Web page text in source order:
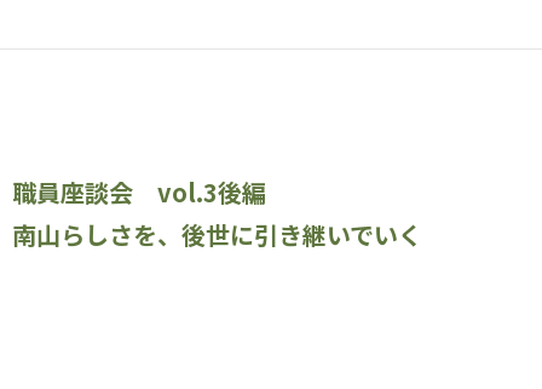
職員座談会 vol.3後編
南山らしさを、後世に引き継いでいく